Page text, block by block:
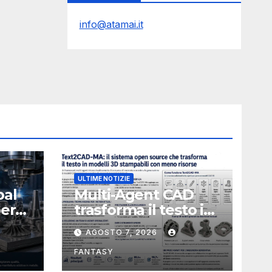
info@atamai.it
ULTIME NOTIZIE
Multi-Agent CAD
trasforma il testo in
CAD usando 116
volte meno token
AGOSTO 7, 2026
FANTASY